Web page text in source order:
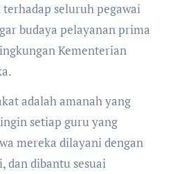
seluruh pegawai
budaya pelayanan prima
Kementerian
adalah amanah yang
setiap guru yang
mereka dilayani dengan
dan dibantu sesuai